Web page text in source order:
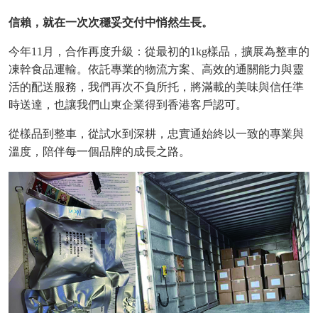
信賴， 就在一次次穩妥交付中悄然生長。
今年11月，合作再度升級 ： 從最初的1kg樣品，擴展為整車的
凍幹食品運輸。依託專業的物流方案、高效的通關能力與靈
活的配送服務，我們再次不負所托 ，將滿載的美味與信任準
時送達，也讓我們山東企業得到香港客戶認可。
從樣品到整車，從試水到深耕，忠實通始終以一致的專業與
溫度，陪伴每一個品牌的成長之路。